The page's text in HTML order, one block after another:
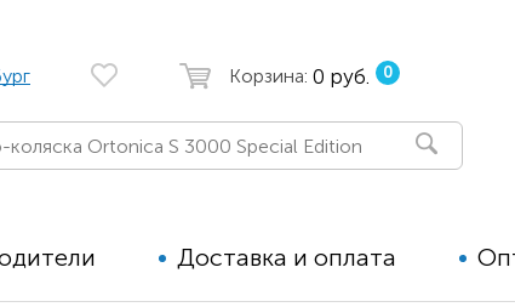
Корзина: 0 руб. 0
Доставка и оплата